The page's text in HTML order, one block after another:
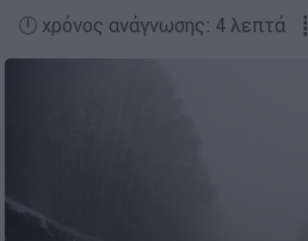
🕛 χρόνος ανάγνωσης: 4 λεπτά ┋